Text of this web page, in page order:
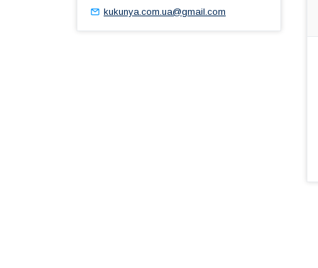
kukunya.com.ua@gmail.com